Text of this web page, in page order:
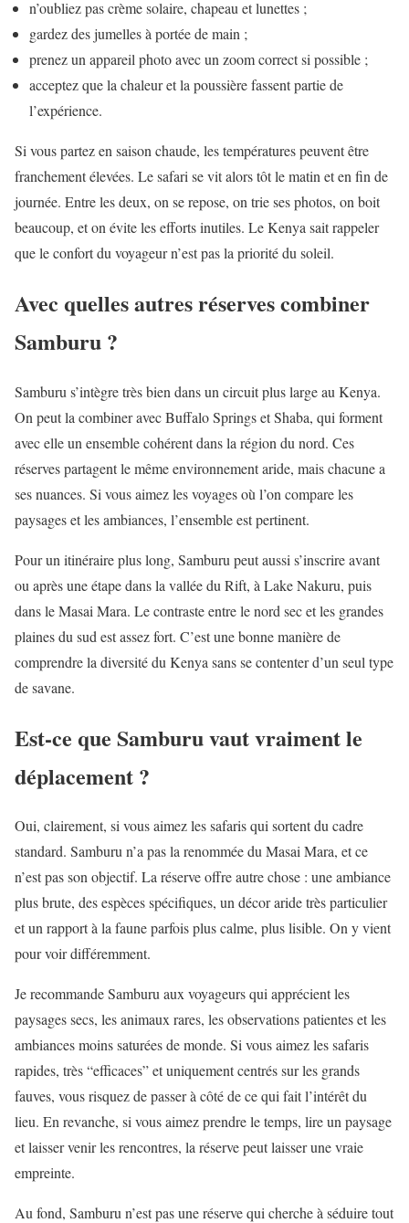
n’oubliez pas crème solaire, chapeau et lunettes ;
gardez des jumelles à portée de main ;
prenez un appareil photo avec un zoom correct si possible ;
acceptez que la chaleur et la poussière fassent partie de
l’expérience.
Si vous partez en saison chaude, les températures peuvent être
franchement élevées. Le safari se vit alors tôt le matin et en fin de
journée. Entre les deux, on se repose, on trie ses photos, on boit
beaucoup, et on évite les efforts inutiles. Le Kenya sait rappeler
que le confort du voyageur n’est pas la priorité du soleil.
Avec quelles autres réserves combiner
Samburu ?
Samburu s’intègre très bien dans un circuit plus large au Kenya.
On peut la combiner avec Buffalo Springs et Shaba, qui forment
avec elle un ensemble cohérent dans la région du nord. Ces
réserves partagent le même environnement aride, mais chacune a
ses nuances. Si vous aimez les voyages où l’on compare les
paysages et les ambiances, l’ensemble est pertinent.
Pour un itinéraire plus long, Samburu peut aussi s’inscrire avant
ou après une étape dans la vallée du Rift, à Lake Nakuru, puis
dans le Masai Mara. Le contraste entre le nord sec et les grandes
plaines du sud est assez fort. C’est une bonne manière de
comprendre la diversité du Kenya sans se contenter d’un seul type
de savane.
Est-ce que Samburu vaut vraiment le
déplacement ?
Oui, clairement, si vous aimez les safaris qui sortent du cadre
standard. Samburu n’a pas la renommée du Masai Mara, et ce
n’est pas son objectif. La réserve offre autre chose : une ambiance
plus brute, des espèces spécifiques, un décor aride très particulier
et un rapport à la faune parfois plus calme, plus lisible. On y vient
pour voir différemment.
Je recommande Samburu aux voyageurs qui apprécient les
paysages secs, les animaux rares, les observations patientes et les
ambiances moins saturées de monde. Si vous aimez les safaris
rapides, très “efficaces” et uniquement centrés sur les grands
fauves, vous risquez de passer à côté de ce qui fait l’intérêt du
lieu. En revanche, si vous aimez prendre le temps, lire un paysage
et laisser venir les rencontres, la réserve peut laisser une vraie
empreinte.
Au fond, Samburu n’est pas une réserve qui cherche à séduire tout